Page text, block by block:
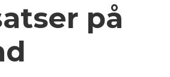
på